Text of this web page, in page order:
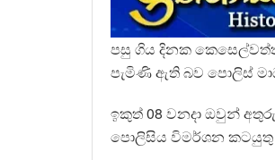
පසු ගිය දිනක
පැමිණි ඇති බව පොලිස්
ඉකුත් 08 වනදා ඔවුන්
පොලිසිය විමර්ශන කටයුතු